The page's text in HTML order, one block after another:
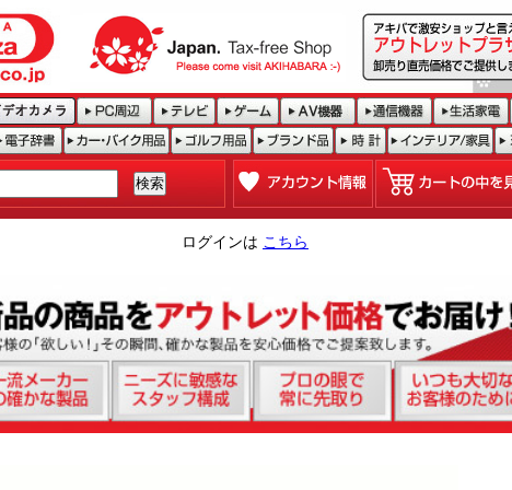
ログインは こちら